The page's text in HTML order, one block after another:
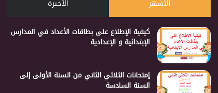
الأشهر الأخيرة
كيفية الإطلاع على بطاقات الأعداد في المدارس
الإبتدائية و الإعدادية
إمتحانات الثلاثي الثاني من السنة الأولى إلى
السنة السادسة